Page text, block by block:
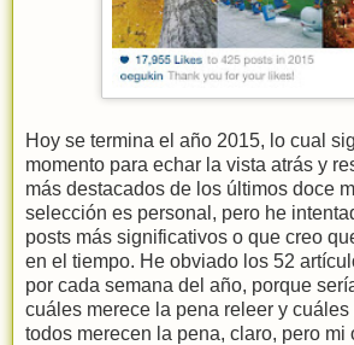
Hoy se termina el año 2015, lo cual
momento para echar la vista atrás y
más destacados de los últimos doce
selección es personal, pero he
posts más significativos o que creo
en el tiempo. He obviado los 52
por cada semana del año, porque
cuáles merece la pena releer y
todos merecen la pena, claro, pero mi